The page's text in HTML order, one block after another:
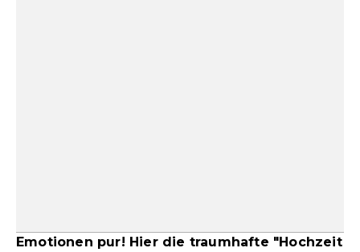
Emotionen pur! Hier die traumhafte "Hochzeit